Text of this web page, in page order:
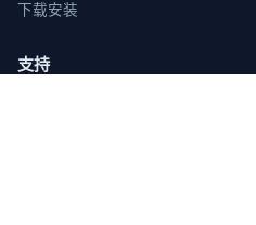
下载安装
支持